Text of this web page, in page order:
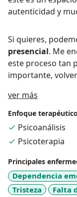
autenticidad y
Si quieres,
presencial. Me
este proceso tan
importante,
ver más
Enfoque terapéutico
Psicoanálisis
Psicoterapia
Principales
Dependencia
Tristeza
Falta